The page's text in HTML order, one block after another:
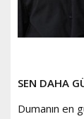
SEN DAHA
Dumanın en